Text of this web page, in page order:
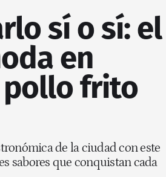
sí o sí: el
en
pollo frito
de la ciudad con este
sabores que conquistan cada